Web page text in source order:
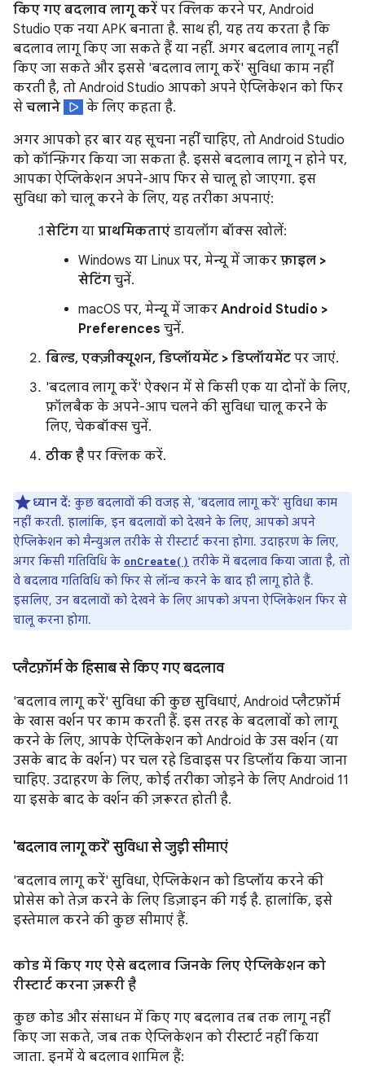
किए गए बदलाव लागू करें पर क्लिक करने पर, Android
Studio एक नया APK बनाता है. साथ ही, यह तय करता है कि
बदलाव लागू किए जा सकते हैं या नहीं. अगर बदलाव लागू नहीं
किए जा सकते और इससे 'बदलाव लागू करें' सुविधा काम नहीं
करती है, तो Android Studio आपको अपने ऐप्लिकेशन को फिर
से चलाने
के लिए कहता है.
अगर आपको हर बार यह सूचना नहीं चाहिए, तो Android Studio
को कॉन्फ़िगर किया जा सकता है. इससे बदलाव लागू न होने पर,
आपका ऐप्लिकेशन अपने-आप फिर से चालू हो जाएगा. इस
सुविधा को चालू करने के लिए, यह तरीका अपनाएं:
सेटिंग या प्राथमिकताएं डायलॉग बॉक्स खोलें:
Windows या Linux पर, मेन्यू में जाकर फ़ाइल >
सेटिंग चुनें.
macOS पर, मेन्यू में जाकर Android Studio >
Preferences चुनें.
बिल्ड, एक्ज़ीक्यूशन, डिप्लॉयमेंट > डिप्लॉयमेंट पर जाएं.
'बदलाव लागू करें' ऐक्शन में से किसी एक या दोनों के लिए,
फ़ॉलबैक के अपने-आप चलने की सुविधा चालू करने के
लिए, चेकबॉक्स चुनें.
ठीक है पर क्लिक करें.
ध्यान दें: कुछ बदलावों की वजह से, 'बदलाव लागू करें' सुविधा काम
नहीं करती. हालांकि, इन बदलावों को देखने के लिए, आपको अपने
ऐप्लिकेशन को मैन्युअल तरीके से रीस्टार्ट करना होगा. उदाहरण के लिए,
अगर किसी गतिविधि के onCreate() तरीके में बदलाव किया जाता है, तो
वे बदलाव गतिविधि को फिर से लॉन्च करने के बाद ही लागू होते हैं.
इसलिए, उन बदलावों को देखने के लिए आपको अपना ऐप्लिकेशन फिर से
चालू करना होगा.
प्लैटफ़ॉर्म के हिसाब से किए गए बदलाव
'बदलाव लागू करें' सुविधा की कुछ सुविधाएं, Android प्लैटफ़ॉर्म
के खास वर्शन पर काम करती हैं. इस तरह के बदलावों को लागू
करने के लिए, आपके ऐप्लिकेशन को Android के उस वर्शन (या
उसके बाद के वर्शन) पर चल रहे डिवाइस पर डिप्लॉय किया जाना
चाहिए. उदाहरण के लिए, कोई तरीका जोड़ने के लिए Android 11
या इसके बाद के वर्शन की ज़रूरत होती है.
'बदलाव लागू करें' सुविधा से जुड़ी सीमाएं
'बदलाव लागू करें' सुविधा, ऐप्लिकेशन को डिप्लॉय करने की
प्रोसेस को तेज़ करने के लिए डिज़ाइन की गई है. हालांकि, इसे
इस्तेमाल करने की कुछ सीमाएं हैं.
कोड में किए गए ऐसे बदलाव जिनके लिए ऐप्लिकेशन को
रीस्टार्ट करना ज़रूरी है
कुछ कोड और संसाधन में किए गए बदलाव तब तक लागू नहीं
किए जा सकते, जब तक ऐप्लिकेशन को रीस्टार्ट नहीं किया
जाता. इनमें ये बदलाव शामिल हैं: